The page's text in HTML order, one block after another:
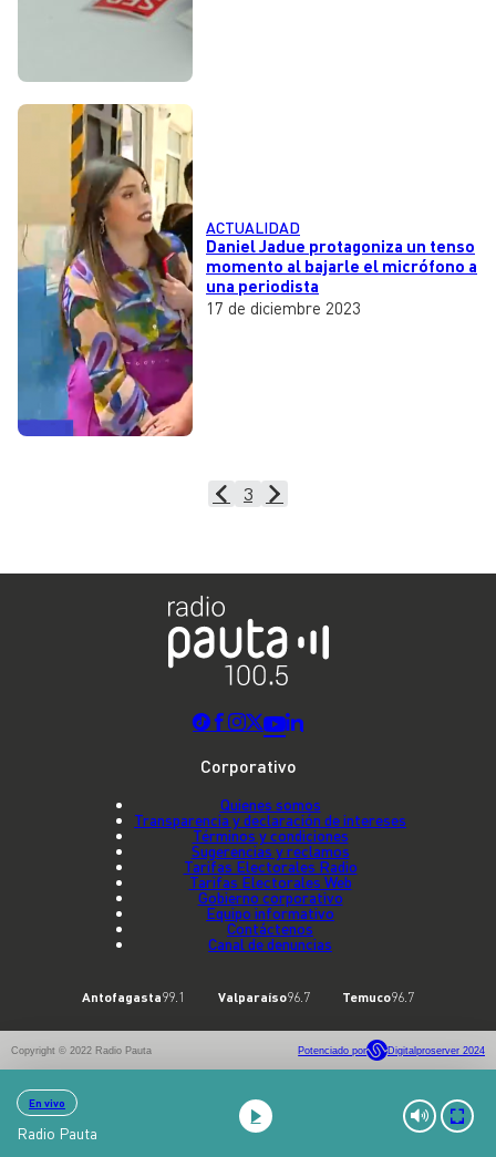
ACTUALIDAD
Daniel Jadue protagoniza un tenso
momento al bajarle el micrófono a
una periodista
17 de diciembre 2023
3
En vivo
Radio Pauta
Corporativo
Quienes somos
Transparencia y declaración de intereses
Términos y condiciones
Sugerencias y reclamos
Tarifas Electorales Radio
Tarifas Electorales Web
Gobierno corporativo
Equipo informativo
Contáctenos
Canal de denuncias
Antofagasta99.1 Valparaíso96.7 Temuco96.7
Copyright © 2022 Radio Pauta Potenciado por Digitalproserver 2024